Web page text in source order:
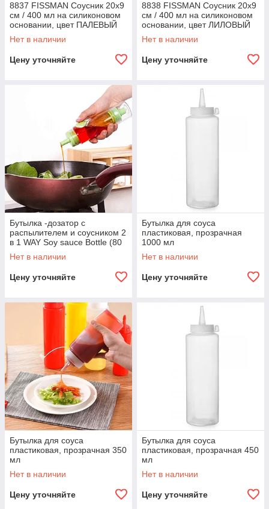
8837 FISSMAN Соусник 20x9
см / 400 мл на силиконовом
основании, цвет ПАЛЕВЫЙ
(керамика)
Нет в наличии
Цену уточняйте
8838 FISSMAN Соусник 20x9
см / 400 мл на силиконовом
основании, цвет ЛИЛОВЫЙ
(керамика)
Нет в наличии
Цену уточняйте
Бутылка -дозатор с
распылителем и соусником 2
в 1 WAY Soy sauce Bottle (80
мл)
Нет в наличии
Цену уточняйте
Бутылка для соуса
пластиковая, прозрачная
1000 мл
Нет в наличии
Цену уточняйте
Бутылка для соуса
пластиковая, прозрачная 350
мл
Нет в наличии
Цену уточняйте
Бутылка для соуса
пластиковая, прозрачная 450
мл
Нет в наличии
Цену уточняйте